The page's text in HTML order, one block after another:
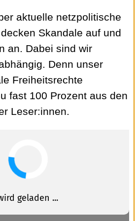
aktuelle netzpolitische
Skandale auf und
an. Dabei sind wir
Denn unser
Freiheitsrechte
fast 100 Prozent aus den
Leser:innen.